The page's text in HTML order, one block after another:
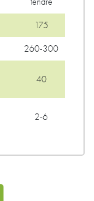
175
260-300
40
2-6